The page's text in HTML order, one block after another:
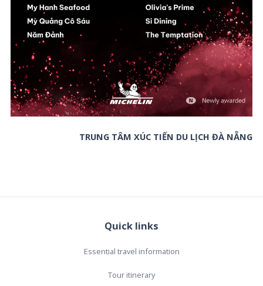
TRUNG TÂM XÚC TIẾN DU LỊCH ĐÀ NẴNG
Quick links
Essential travel information
Tour itinerary